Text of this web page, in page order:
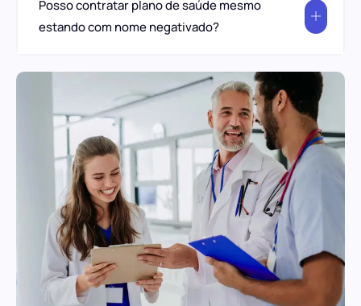
Posso contratar plano de saúde mesmo
estando com nome negativado?